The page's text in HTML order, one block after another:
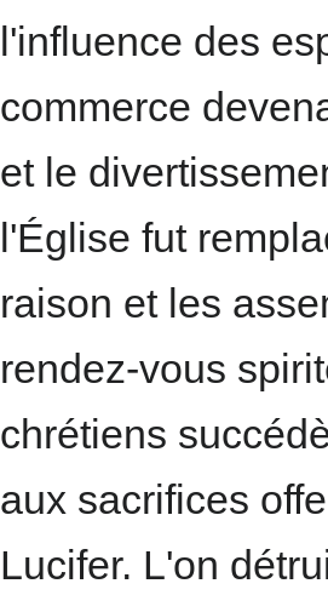
l'influence des
commerce
et le
l'Église fut
raison et les
rendez-vous
chrétiens
aux sacrifices
Lucifer. L'on